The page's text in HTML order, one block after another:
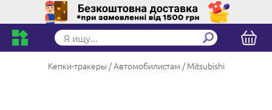
Кепки-тракеры Автомобилистам Mitsubishi